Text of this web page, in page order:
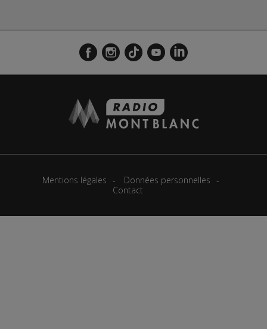
Mentions légales
Données personnelles
Contact